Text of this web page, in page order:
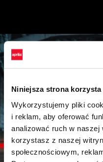
Niniejsza strona
Wykorzystujemy pliki
i reklam, aby oferować
analizować ruch w
korzystasz z naszej
społecznościowym,